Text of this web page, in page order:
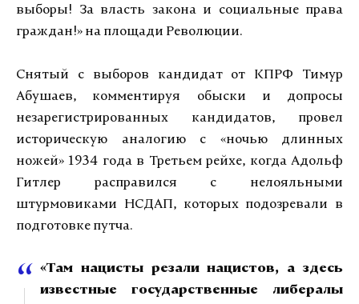
выборы! За власть закона и социальные права
граждан!» на площади Революции.
Снятый с выборов кандидат от КПРФ Тимур
Абушаев, комментируя обыски и допросы
незарегистрированных кандидатов, провел
историческую аналогию с «ночью длинных
ножей» 1934 года в Третьем рейхе, когда Адольф
Гитлер расправился с нелояльными
штурмовиками НСДАП, которых подозревали в
подготовке путча.
«Там нацисты резали нацистов, а здесь
известные государственные либералы